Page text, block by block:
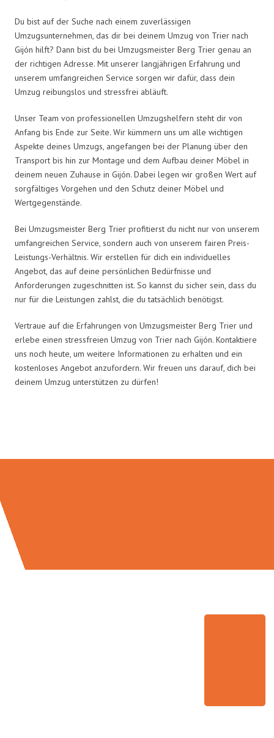
Du bist auf der Suche nach einem zuverlässigen
Umzugsunternehmen, das dir bei deinem Umzug von Trier nach
Gijón hilft? Dann bist du bei Umzugsmeister Berg Trier genau an
der richtigen Adresse. Mit unserer langjährigen Erfahrung und
unserem umfangreichen Service sorgen wir dafür, dass dein
Umzug reibungslos und stressfrei abläuft.
Unser Team von professionellen Umzugshelfern steht dir von
Anfang bis Ende zur Seite. Wir kümmern uns um alle wichtigen
Aspekte deines Umzugs, angefangen bei der Planung über den
Transport bis hin zur Montage und dem Aufbau deiner Möbel in
deinem neuen Zuhause in Gijón. Dabei legen wir großen Wert auf
sorgfältiges Vorgehen und den Schutz deiner Möbel und
Wertgegenstände.
Bei Umzugsmeister Berg Trier profitierst du nicht nur von unserem
umfangreichen Service, sondern auch von unserem fairen Preis-
Leistungs-Verhältnis. Wir erstellen für dich ein individuelles
Angebot, das auf deine persönlichen Bedürfnisse und
Anforderungen zugeschnitten ist. So kannst du sicher sein, dass du
nur für die Leistungen zahlst, die du tatsächlich benötigst.
Vertraue auf die Erfahrungen von Umzugsmeister Berg Trier und
erlebe einen stressfreien Umzug von Trier nach Gijón. Kontaktiere
uns noch heute, um weitere Informationen zu erhalten und ein
kostenloses Angebot anzufordern. Wir freuen uns darauf, dich bei
deinem Umzug unterstützen zu dürfen!